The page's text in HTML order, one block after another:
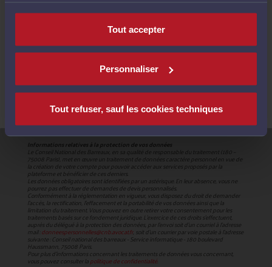
Tout accepter
Personnaliser
Tout refuser, sauf les cookies techniques
Contactez l'avocat de votre choix
Informations relatives à la protection de vos données
Le Conseil National des Barreaux, en sa qualité de responsable du traitement (180 –
75008 Paris), met en œuvre un traitement de données caractère personnel en vue de
la création de votre compte pour pouvoir accéder aux services proposés par la
plateforme et bénéficier de ces derniers.
Les données obligatoires sont identifiées par un astérisque. En leur absence, vous ne
pourrez pas effectuer de demandes de devis personnalisés.
Conformément à la réglementation en vigueur, vous disposez du droit de demander
l'accès, la rectification, l’effacement et la portabilité de vos données ainsi que la
limitation du traitement. Vous pouvez en outre retirer votre consentement pour les
traitements basés sur ce fondement juridique. L’exercice de ces droits s’effectuent,
auprès du délégué à la protection des données, par l’envoi soit d’un courriel à l’adresse
mail : donneespersonnelles@cnb.avocat.fr, soit d’un courrier par voie postale à l’adresse
suivante : Conseil national des barreaux - Service informatique - 180 boulevard
Haussmann, 75008 Paris.
Pour plus d’informations concernant les traitements de données vous concernant,
vous pouvez consulter lapolitique de confidentialité.